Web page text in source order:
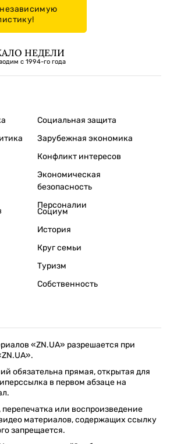
НЕДЕЛИ
с 1994-го года
Социальная защита
Зарубежная экономика
Конфликт интересов
Экономическая
безопасность
Персоналии
Социум
История
Круг семьи
Туризм
Собственность
«ZN.UA» разрешается при
обязательна прямая, открытая для
в первом абзаце на
или воспроизведение
материалов, содержащих ссылку
запрещается.